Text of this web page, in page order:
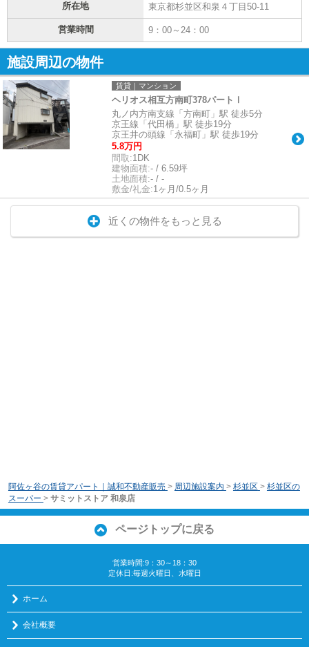
所在地 東京都杉並区和泉４丁目50-11
営業時間 9：00～24：00
施設周辺の物件
賃貸｜マンション
ヘリオス相互方南町378パートⅠ
丸ノ内方南支線「方南町」駅 徒歩5分
京王線「代田橋」駅 徒歩19分
京王井の頭線「永福町」駅 徒歩19分
5.8万円
間取:1DK
建物面積:- / 6.59坪
土地面積:- / -
敷金/礼金:1ヶ月/0.5ヶ月
近くの物件をもっと見る
阿佐ヶ谷の賃貸アパート｜誠和不動産販売 > 周辺施設案内 > 杉並区 > 杉並区の
スーパー > サミットストア 和泉店
ページトップに戻る
営業時間:9：30～18：30
定休日:毎週火曜日、水曜日
ホーム
会社概要